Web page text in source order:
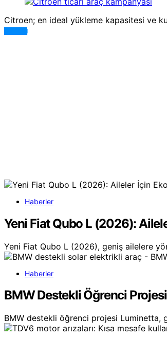
Citroen; en ideal yükleme kapasitesi ve
DEVAMI
Haberler
Yeni Fiat Qubo L (2026):
Yeni Fiat Qubo L (2026), geniş ailelere
Haberler
BMW Destekli Öğrenci
BMW destekli öğrenci projesi Luminetta,